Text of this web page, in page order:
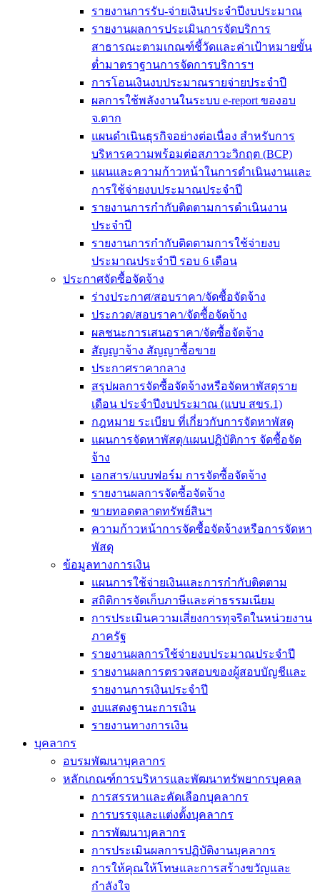
รายงานการรับ-จ่ายเงินประจำปีงบประมาณ
รายงานผลการประเมินการจัดบริการ
สาธารณะตามเกณฑ์ชี้วัดและค่าเป้าหมายขั้น
ต่ำมาตราฐานการจัดการบริการฯ
การโอนเงินงบประมาณรายจ่ายประจำปี
ผลการใช้พลังงานในระบบ e-report ของอบ
จ.ตาก
แผนดำเนินธุรกิจอย่างต่อเนื่อง สำหรับการ
บริหารความพร้อมต่อสภาวะวิกฤต (BCP)
แผนและความก้าวหน้าในการดำเนินงานและ
การใช้จ่ายงบประมาณประจำปี
รายงานการกำกับติดตามการดำเนินงาน
ประจำปี
รายงานการกำกับติดตามการใช้จ่ายงบ
ประมาณประจำปี รอบ 6 เดือน
ประกาศจัดซื้อจัดจ้าง
ร่างประกาศ/สอบราคา/จัดซื้อจัดจ้าง
ประกวด/สอบราคา/จัดซื้อจัดจ้าง
ผลชนะการเสนอราคา/จัดซื้อจัดจ้าง
สัญญาจ้าง สัญญาซื้อขาย
ประกาศราคากลาง
สรุปผลการจัดซื้อจัดจ้างหรือจัดหาพัสดุราย
เดือน ประจำปีงบประมาณ (แบบ สขร.1)
กฎหมาย ระเบียบ ที่เกี่ยวกับการจัดหาพัสดุ
แผนการจัดหาพัสดุ/แผนปฏิบัติการ จัดซื้อจัด
จ้าง
เอกสาร/แบบฟอร์ม การจัดซื้อจัดจ้าง
รายงานผลการจัดซื้อจัดจ้าง
ขายทอดตลาดทรัพย์สินฯ
ความก้าวหน้าการจัดซื้อจัดจ้างหรือการจัดหา
พัสดุ
ข้อมูลทางการเงิน
แผนการใช้จ่ายเงินและการกำกับติดตาม
สถิติการจัดเก็บภาษีและค่าธรรมเนียม
การประเมินความเสี่ยงการทุจริตในหน่วยงาน
ภาครัฐ
รายงานผลการใช้จ่ายงบประมาณประจำปี
รายงานผลการตรวจสอบของผู้สอบบัญชีและ
รายงานการเงินประจำปี
งบแสดงฐานะการเงิน
รายงานทางการเงิน
บุคลากร
อบรมพัฒนาบุคลากร
หลักเกณฑ์การบริหารและพัฒนาทรัพยากรบุคคล
การสรรหาและคัดเลือกบุคลากร
การบรรจุและแต่งตั้งบุคลากร
การพัฒนาบุคลากร
การประเมินผลการปฏิบัติงานบุคลากร
การให้คุณให้โทษและการสร้างขวัญและ
กำลังใจ